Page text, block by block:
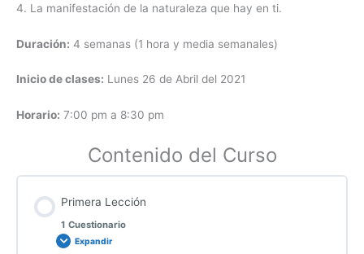
4. La manifestación de la naturaleza que hay en ti.
Duración: 4 semanas (1 hora y media semanales)
Inicio de clases: Lunes 26 de Abril del 2021
Horario: 7:00 pm a 8:30 pm
Contenido del Curso
Primera Lección
1 Cuestionario
Expandir